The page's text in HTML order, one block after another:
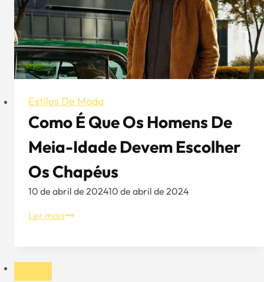
favoreça
o
seu
formato
de
rosto
Estilos De Moda
Como É Que Os Homens De
Meia-Idade Devem Escolher
Os Chapéus
10 de abril de 202410 de abril de 2024
Ler maisComo